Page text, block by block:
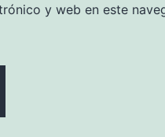
y web en este